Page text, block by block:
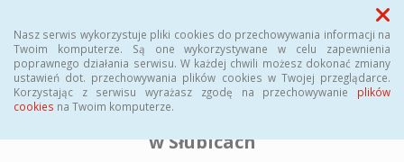
Nasz serwis wykorzystuje pliki cookies do przechowywania informacji na
Twoim komputerze. Są one wykorzystywane w celu zapewnienia
poprawnego działania serwisu. W każdej chwili możesz dokonać zmiany
ustawień dot. przechowywania plików cookies w Twojej przeglądarce.
Korzystając z serwisu wyrażasz zgodę na przechowywanie plików
cookies na Twoim komputerze.
Menu
BIULETYN INFORMACJI PUBLICZNEJ
Powiatowego Urzędu Pracy
w Słubicach